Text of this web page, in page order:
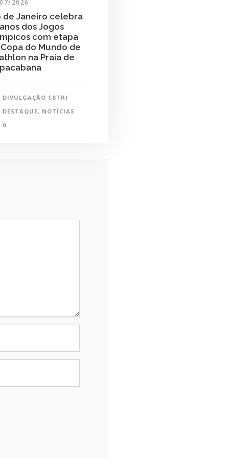
2026
de Janeiro celebra
dos Jogos
com etapa
do Mundo de
na Praia de
DIVULGAÇÃO CBTRI
DESTAQUE, NOTÍCIAS
0